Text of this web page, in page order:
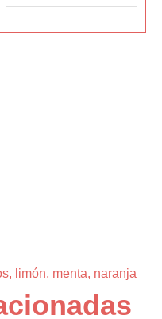
, limón, menta, naranja